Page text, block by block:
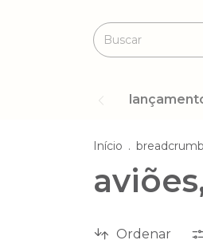
Início .
Ordenar